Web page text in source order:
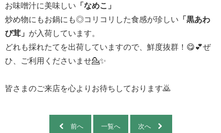
お味噌汁に美味しい 「なめこ」
炒め物にもお鍋にも◎コリコリした食感が珍しい 「黒あわ
び茸」 が入荷しています。
どれも採れたてを出荷していますので、鮮度抜群！😋💕ぜ
ひ、ご利用くださいませ💁✨
皆さまのご来店を心よりお待ちしております🙇
前へ 一覧へ 次へ